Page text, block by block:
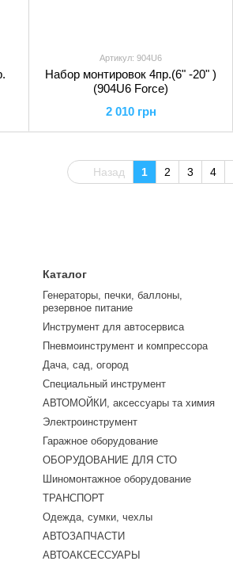
Артикул: 904U6
Набор монтировок 4пр.(6" -20" )
(904U6 Force)
2 010 грн
Назад 1 2 3 4
Каталог
Генераторы, печки, баллоны,
резервное питание
Инструмент для автосервиса
Пневмоинструмент и компрессора
Дача, сад, огород
Специальный инструмент
АВТОМОЙКИ, аксессуары та химия
Электроинструмент
Гаражное оборудование
ОБОРУДОВАНИЕ ДЛЯ СТО
Шиномонтажное оборудование
ТРАНСПОРТ
Одежда, сумки, чехлы
АВТОЗАПЧАСТИ
АВТОАКСЕССУАРЫ